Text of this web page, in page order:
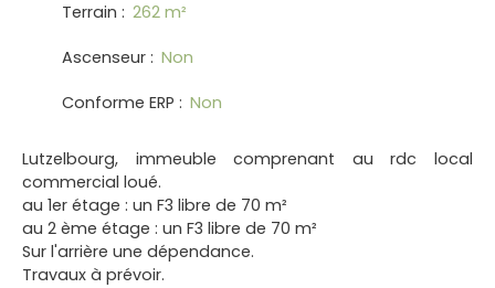
Terrain : 262 m²
Ascenseur : Non
Conforme ERP : Non
Lutzelbourg, immeuble comprenant au rdc local
commercial loué.
au 1er étage : un F3 libre de 70 m²
au 2 ème étage : un F3 libre de 70 m²
Sur l'arrière une dépendance.
Travaux à prévoir.